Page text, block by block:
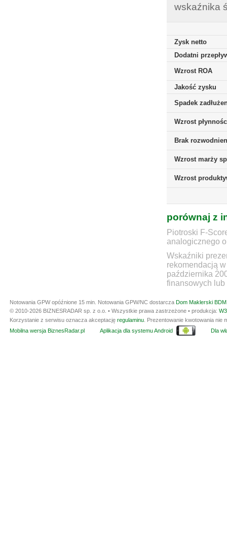
wskaźnika
Zysk netto
Dodatni
Wzrost ROA
Jakość zysku
Spadek
Wzrost
Brak
Wzrost marży
Wzrost
porównaj z
Piotroski F-
analogicznego
Wskaźniki
rekomendacją
października
finansowych lub
Notowania GPW opóźnione 15 min. Notowania GPW/NC dostarcza Dom Maklerski
© 2010-2026 BIZNESRADAR sp. z o.o. • Wszystkie prawa zastrzeżone • produkcja:
Korzystanie z serwisu oznacza akceptację regulaminu . Prezentowanie kwotowania
Mobilna wersja BiznesRadar.pl
Aplikacja dla systemu Android Dla